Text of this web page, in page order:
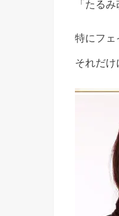
「たる
特にフェ
それだ